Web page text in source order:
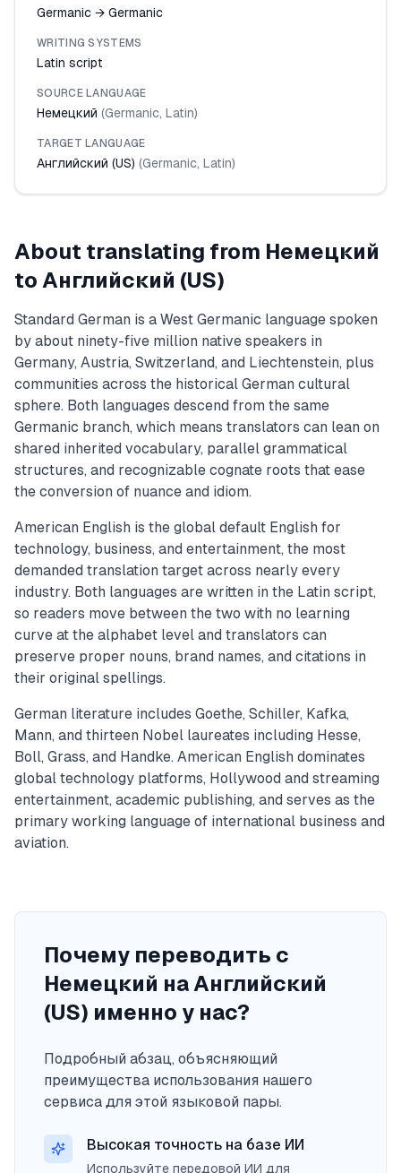
Germanic → Germanic
WRITING SYSTEMS
Latin script
SOURCE LANGUAGE
Немецкий (Germanic, Latin)
TARGET LANGUAGE
Английский (US) (Germanic, Latin)
About translating from Немецкий
to Английский (US)
Standard German is a West Germanic language spoken
by about ninety-five million native speakers in
Germany, Austria, Switzerland, and Liechtenstein, plus
communities across the historical German cultural
sphere. Both languages descend from the same
Germanic branch, which means translators can lean on
shared inherited vocabulary, parallel grammatical
structures, and recognizable cognate roots that ease
the conversion of nuance and idiom.
American English is the global default English for
technology, business, and entertainment, the most
demanded translation target across nearly every
industry. Both languages are written in the Latin script,
so readers move between the two with no learning
curve at the alphabet level and translators can
preserve proper nouns, brand names, and citations in
their original spellings.
German literature includes Goethe, Schiller, Kafka,
Mann, and thirteen Nobel laureates including Hesse,
Boll, Grass, and Handke. American English dominates
global technology platforms, Hollywood and streaming
entertainment, academic publishing, and serves as the
primary working language of international business and
aviation.
Почему переводить с
Немецкий на Английский
(US) именно у нас?
Подробный абзац, объясняющий
преимущества использования нашего
сервиса для этой языковой пары.
Высокая точность на базе ИИ
Используйте передовой ИИ для